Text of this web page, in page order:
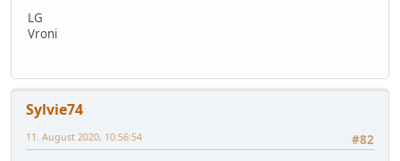
LG
Vroni
Sylvie74
#82
11. August 2020, 10:56:54